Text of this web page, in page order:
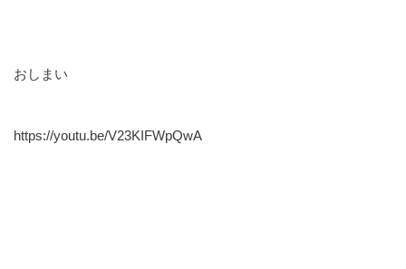
おしまい
https://youtu.be/V23KIFWpQwA